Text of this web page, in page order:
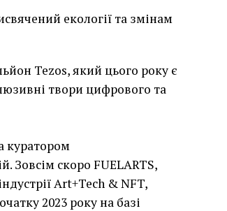
екології та змінам
Tezos, який цього року є
твори цифрового та
куратором
Зовсім скоро FUELARTS,
Art+Tech & NFT,
2023 року на базі